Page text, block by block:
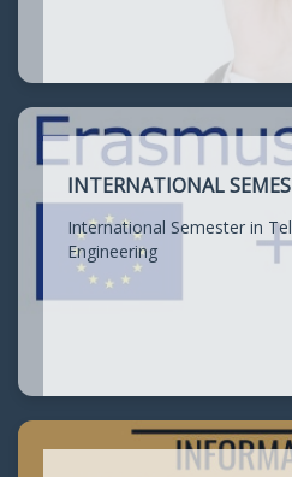
INTERNATIONAL
International Semester in
Engineering